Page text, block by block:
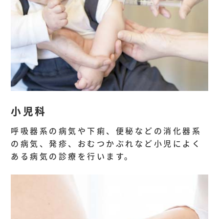
小児科
呼吸器系の病気や下痢、便秘などの消化器系
の病気、発疹、おむつかぶれなど小児によく
ある病気の診療を行います。